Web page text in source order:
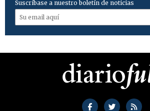
Suscríbase a nuestro boletín de noticias